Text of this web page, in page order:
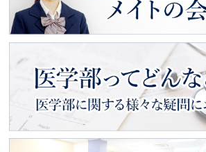
進学塾ビッグバン
メイトの会
医学部ってどんなところ？医学部に関